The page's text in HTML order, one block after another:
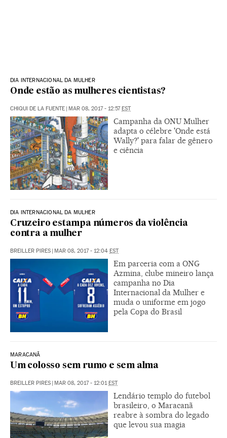
DIA INTERNACIONAL DA MULHER
Onde estão as mulheres cientistas?
CHIQUI DE LA FUENTE | MAR 08, 2017 - 12:57EST
Campanha da ONU Mulher
adapta o célebre 'Onde está
Wally?' para falar de gênero
e ciência
DIA INTERNACIONAL DA MULHER
Cruzeiro estampa números da violência
contra a mulher
BREILLER PIRES | MAR 08, 2017 - 12:04 EST
Em parceria com a ONG
Azmina, clube mineiro lança
campanha no Dia
Internacional da Mulher e
muda o uniforme em jogo
pela Copa do Brasil
MARACANÃ
Um colosso sem rumo e sem alma
BREILLER PIRES | MAR 08, 2017 - 12:01 EST
Lendário templo do futebol
brasileiro, o Maracanã
reabre à sombra do legado
que levou sua magia